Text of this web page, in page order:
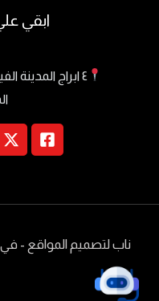
ابقي
٤ ابراج المدينة
ناب لتصميم المواقع -